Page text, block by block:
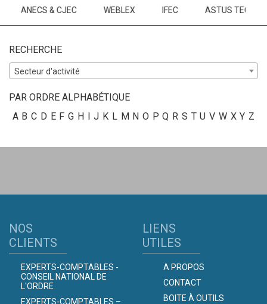
& CJEC WEBLEX IFEC ASTUS TECH
RECHERCHE
Secteur d'activité
PAR ORDRE ALPHABÉTIQUE
A B C D E F G H I J K L M N O P Q R S T U V W X Y Z
NOS
CLIENTS
EXPERTS-COMPTABLES -
CONSEIL NATIONAL DE
L'ORDRE
EXPERTS-COMPTABLES –
LIENS
UTILES
A PROPOS
CONTACT
BOITE À OUTILS